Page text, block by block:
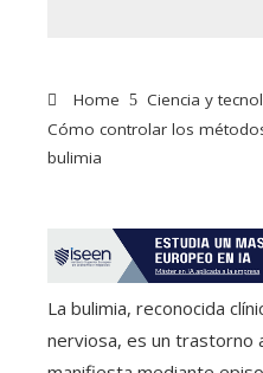
Home
Ciencia y
Cómo controlar los
bulimia
La bulimia, reconocida
nerviosa, es un trastorno